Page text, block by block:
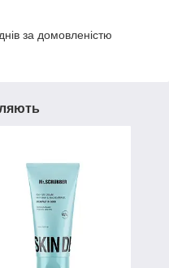
за домовленістю